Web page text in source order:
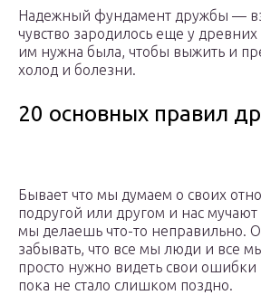
Надежный фундамент дружбы —
чувство зародилось еще у
им нужна была, чтобы выжить и
холод и болезни.
20 основных правил
Бывает что мы думаем о своих
подругой или другом и нас
мы делаешь что-то неправильно.
забывать, что все мы люди и все
просто нужно видеть свои ошибки
пока не стало слишком поздно.